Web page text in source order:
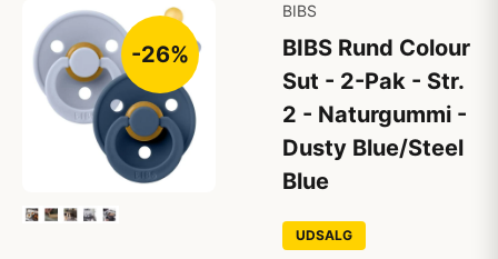
-26%
BIBS
BIBS Rund Colour
Sut - 2-Pak - Str.
2 - Naturgummi -
Dusty Blue/Steel
Blue
UDSALG